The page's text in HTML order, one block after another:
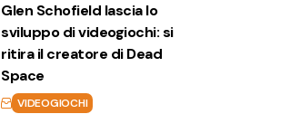
Glen Schofield lascia lo
sviluppo di videogiochi: si
ritira il creatore di Dead
Space
VIDEOGIOCHI